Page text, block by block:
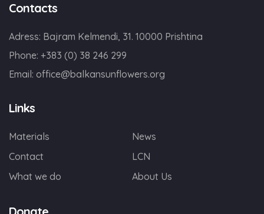
Contacts
Adress: Bajram Kelmendi, 31. 10000 Prishtina
Phone: +383 (0) 38 246 299
Email: office@balkansunflowers.org
Links
Materials
News
Contact
LCN
What we do
About Us